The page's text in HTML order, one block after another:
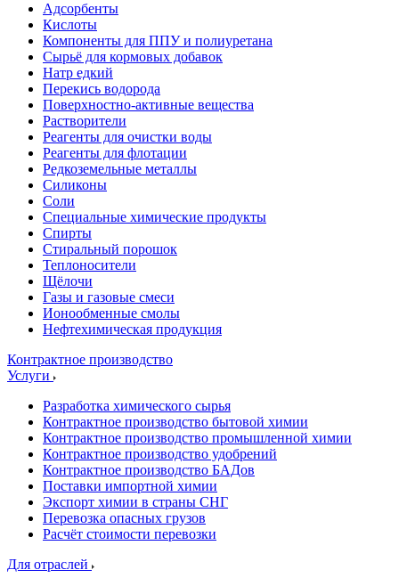
Адсорбенты
Кислоты
Компоненты для ППУ и полиуретана
Сырьё для кормовых добавок
Натр едкий
Перекись водорода
Поверхностно-активные вещества
Растворители
Реагенты для очистки воды
Реагенты для флотации
Редкоземельные металлы
Силиконы
Соли
Специальные химические продукты
Спирты
Стиральный порошок
Теплоносители
Щёлочи
Газы и газовые смеси
Ионообменные смолы
Нефтехимическая продукция
Контрактное производство
Услуги
Разработка химического сырья
Контрактное производство бытовой химии
Контрактное производство промышленной химии
Контрактное производство удобрений
Контрактное производство БАДов
Поставки импортной химии
Экспорт химии в страны СНГ
Перевозка опасных грузов
Расчёт стоимости перевозки
Для отраслей